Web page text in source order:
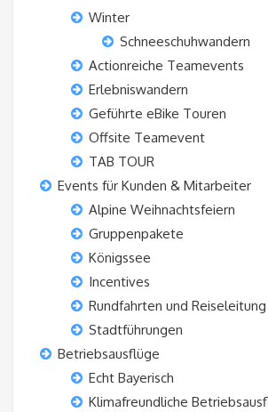
Winter
Schneeschuhwandern
Actionreiche Teamevents
Erlebniswandern
Geführte eBike Touren
Offsite Teamevent
TAB TOUR
Events für Kunden & Mitarbeiter
Alpine Weihnachtsfeiern
Gruppenpakete
Königssee
Incentives
Rundfahrten und Reiseleitung
Stadtführungen
Betriebsausflüge
Echt Bayerisch
Klimafreundliche